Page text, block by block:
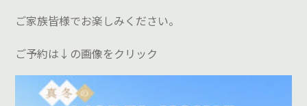
ご家族皆様でお楽しみください。
ご予約は↓の画像をクリック